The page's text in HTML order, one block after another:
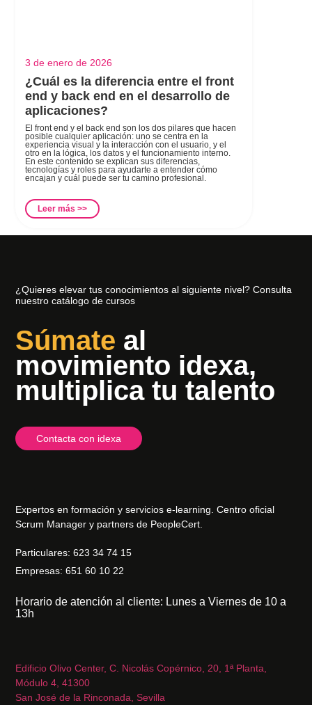
3 de enero de 2026
¿Cuál es la diferencia entre el front
end y back end en el desarrollo de
aplicaciones?
El front end y el back end son los dos pilares que hacen
posible cualquier aplicación: uno se centra en la
experiencia visual y la interacción con el usuario, y el
otro en la lógica, los datos y el funcionamiento interno.
En este contenido se explican sus diferencias,
tecnologías y roles para ayudarte a entender cómo
encajan y cuál puede ser tu camino profesional.
Leer más >>
¿Quieres elevar tus conocimientos al siguiente nivel? Consulta
nuestro catálogo de cursos
Súmate al
movimiento idexa,
multiplica tu talento
Contacta con idexa
Expertos en formación y servicios e-learning. Centro oficial
Scrum Manager y partners de PeopleCert.
Particulares: 623 34 74 15
Empresas: 651 60 10 22
Horario de atención al cliente: Lunes a Viernes de 10 a
13h
Edificio Olivo Center, C. Nicolás Copérnico, 20, 1ª Planta,
Módulo 4, 41300
San José de la Rinconada, Sevilla